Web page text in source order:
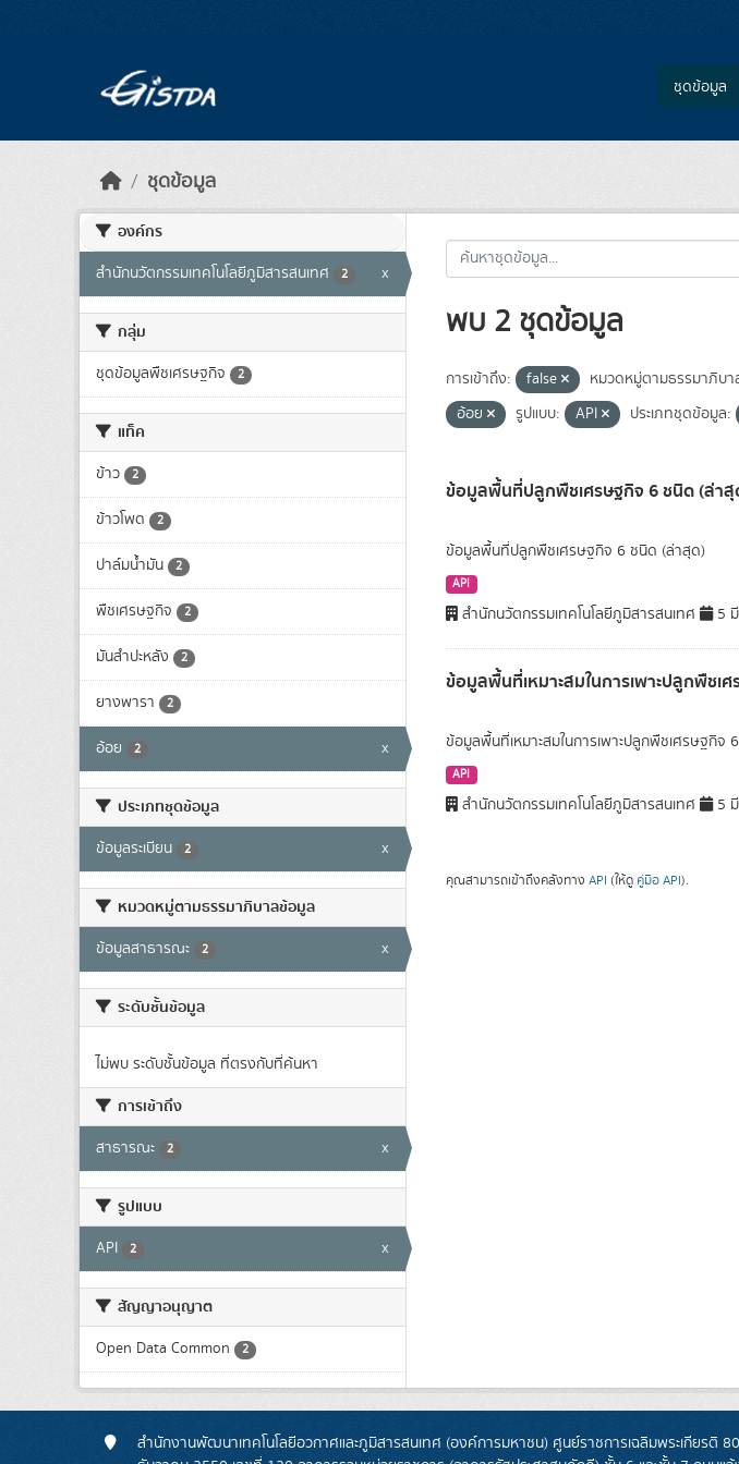
ชุดข้อมูล
ชุดข้อมูล
องค์กร
สำนักนวัตกรรมเทคโนโลยีภูมิสารสนเทศ 2 x
กลุ่ม
ชุดข้อมูลพืชเศรษฐกิจ 2
แท็ค
ข้าว 2
ข้าวโพด 2
ปาล์มน้ำมัน 2
พืชเศรษฐกิจ 2
มันสำปะหลัง 2
ยางพารา 2
อ้อย 2 x
ประเภทชุดข้อมูล
ข้อมูลระเบียน 2 x
หมวดหมู่ตามธรรมาภิบาลข้อมูล
ข้อมูลสาธารณะ 2 x
ระดับชั้นข้อมูล
ไม่พบ ระดับชั้นข้อมูล ที่ตรงกับที่ค้นหา
การเข้าถึง
สาธารณะ 2 x
รูปแบบ
API 2 x
สัญญาอนุญาต
Open Data Common 2
พบ 2 ชุดข้อมูล
การเข้าถึง: false หมวดหมู่ตามธรรมาภิบ
อ้อย
รูปแบบ: API ประเภทชุดข้อมูล:
ข้อมูลพื้นที่ปลูกพืชเศรษฐกิจ 6 ชนิด (ล่า
ข้อมูลพื้นที่ปลูกพืชเศรษฐกิจ 6 ชนิด (ล่าสุด)
API
สำนักนวัตกรรมเทคโนโลยีภูมิสารสนเทศ 5 มี
ข้อมูลพื้นที่เหมาะสมในการเพาะปลูกพืชเ
ข้อมูลพื้นที่เหมาะสมในการเพาะปลูกพืชเศรษฐกิจ
API
สำนักนวัตกรรมเทคโนโลยีภูมิสารสนเทศ 5 มี
คุณสามารถเข้าถึงคลังทาง API (ให้ดู คู่มือ API).
สำนักงานพัฒนาเทคโนโลยีอวกาศและภูมิสารสนเทศ (องค์การมหาชน) ศูนย์ราชการเฉลิมพระเกียรติ